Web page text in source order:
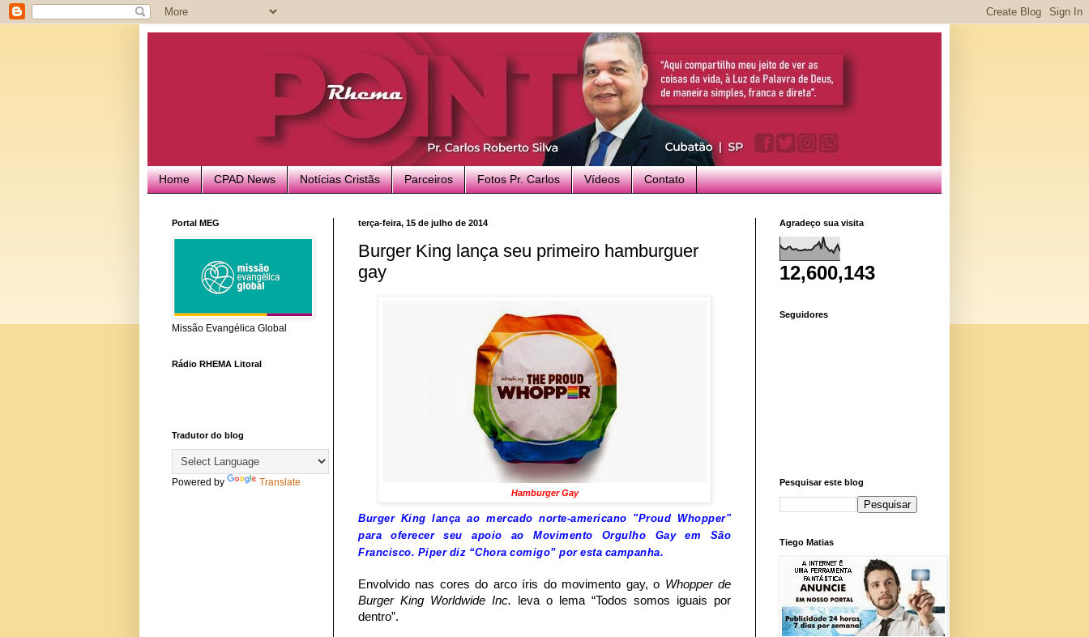
Home CPAD News Notícias Cristãs Parceiros Fotos Pr. Carlos Vídeos Contato
terça-feira, 15 de julho de 2014
Burger King lança seu primeiro hamburguer
gay
Hamburger Gay
Burger King lança ao mercado norte-americano "Proud Whopper"
para oferecer seu apoio ao Movimento Orgulho Gay em São
Francisco. Piper diz “Chora comigo” por esta campanha.
Envolvido nas cores do arco íris do movimento gay, o Whopper de
Burger King Worldwide Inc. leva o lema “Todos somos iguais por
dentro”.
Portal MEG
Missão Evangélica Global
Rádio RHEMA Litoral
Tradutor do blog
Powered by Translate
Agradeço sua visita
12,600,143
Seguidores
Pesquisar este blog
Tiego Matias